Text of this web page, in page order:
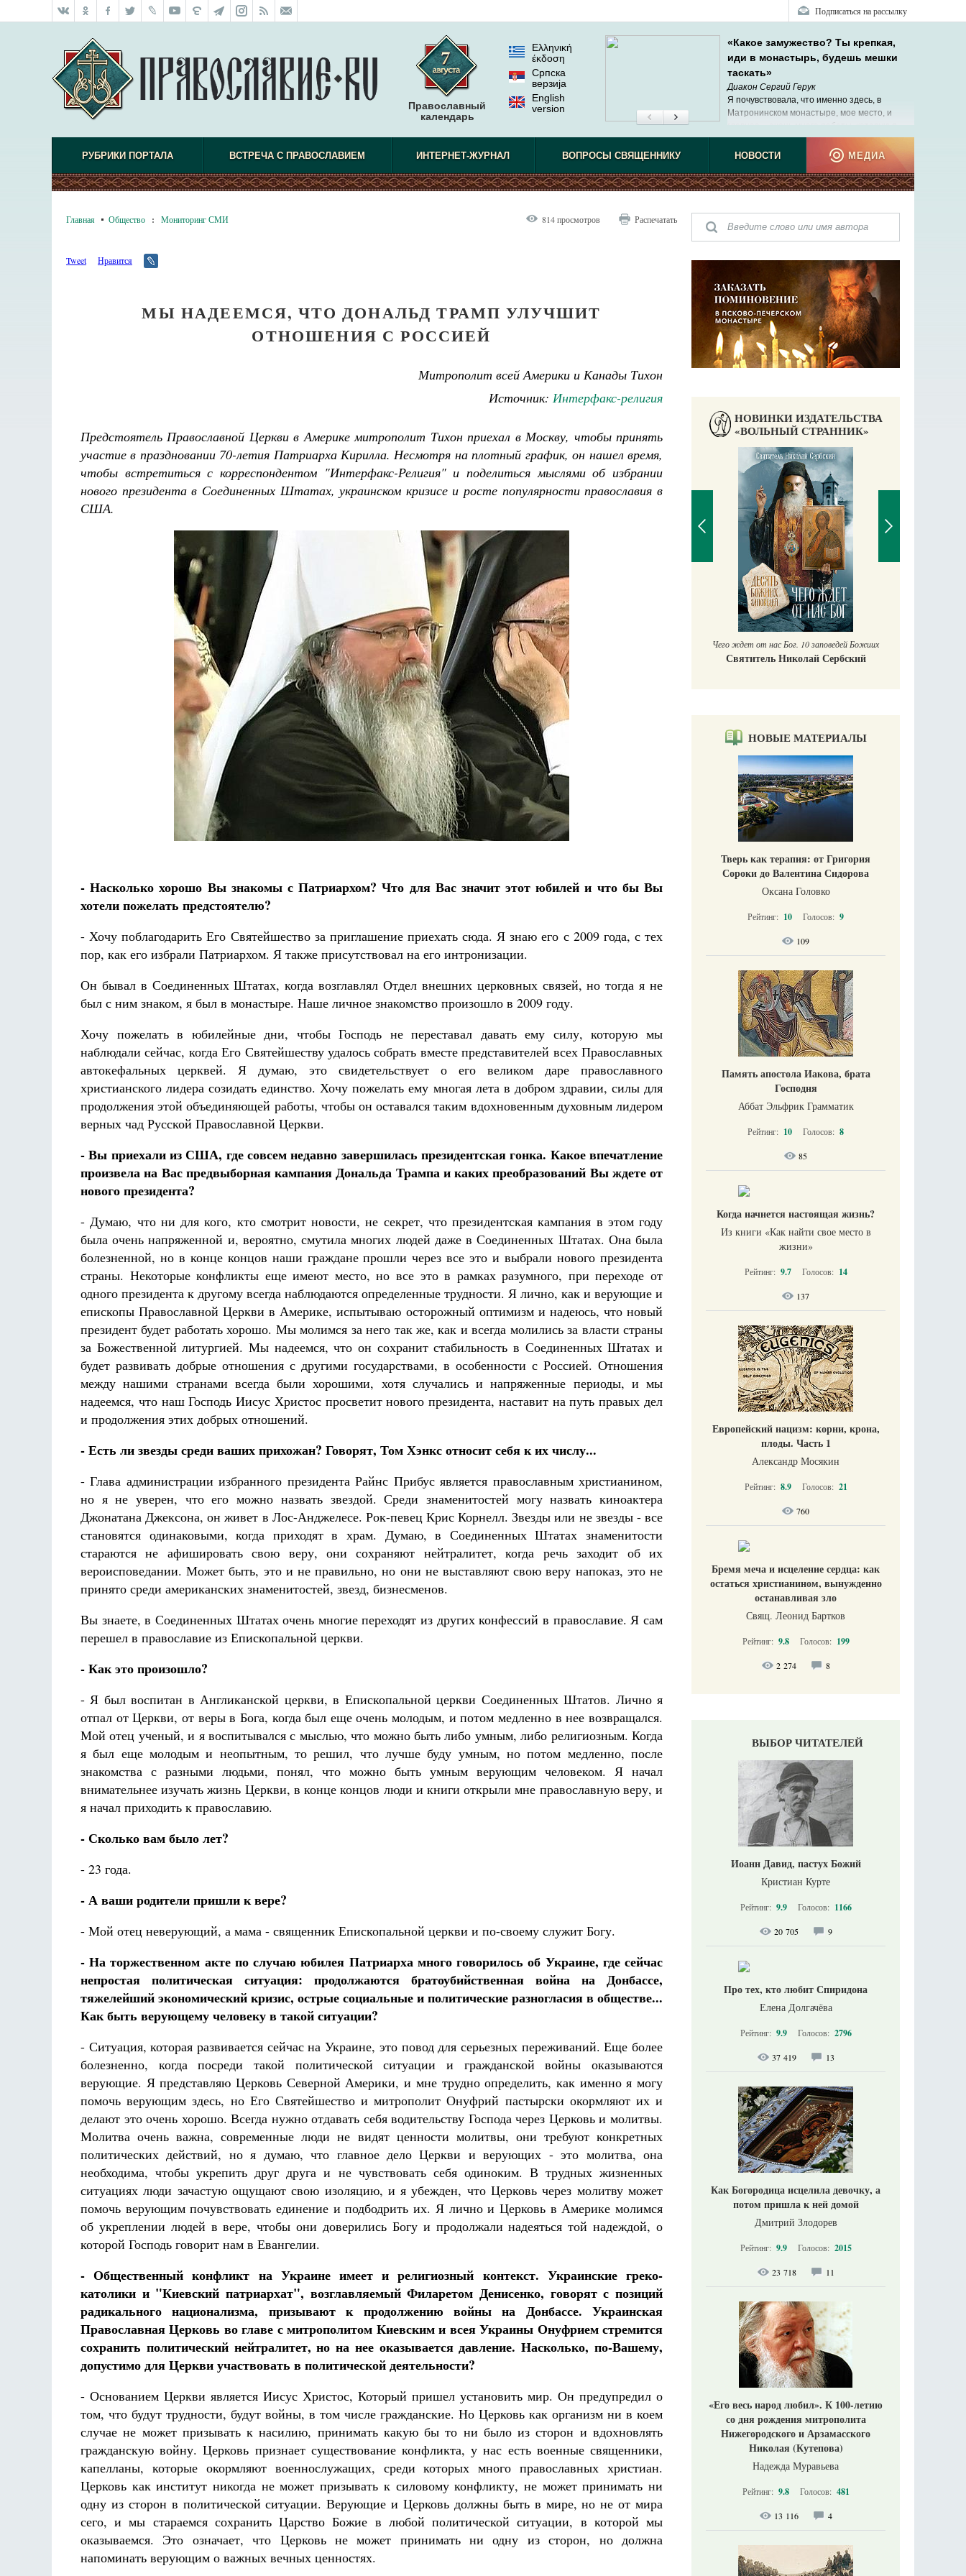
Подписаться на рассылку
Православный
календарь
Ελληνική
έκδοση
Српска
верзиjа
English
version
«Какое замужество? Ты крепкая,
иди в монастырь, будешь мешки
таскать»
Диакон Сергий Герук
Я почувствовала, что именно здесь, в
Матронинском монастыре, мое место, и
люблю и умею делать.
РУБРИКИ ПОРТАЛА ВСТРЕЧА С ПРАВОСЛАВИЕМ ИНТЕРНЕТ-ЖУРНАЛ ВОПРОСЫ СВЯЩЕННИКУ НОВОСТИ МЕДИА
Главная Общество : Мониторинг СМИ 814 просмотров Распечатать
Tweet Нравится
МЫ НАДЕЕМСЯ, ЧТО ДОНАЛЬД ТРАМП УЛУЧШИТ
ОТНОШЕНИЯ С РОССИЕЙ
Митрополит всей Америки и Канады Тихон
Источник: Интерфакс-религия
Предстоятель Православной Церкви в Америке митрополит Тихон приехал в Москву, чтобы принять
участие в праздновании 70-летия Патриарха Кирилла. Несмотря на плотный график, он нашел время,
чтобы встретиться с корреспондентом "Интерфакс-Религия" и поделиться мыслями об избрании
нового президента в Соединенных Штатах, украинском кризисе и росте популярности православия в
США.
- Насколько хорошо Вы знакомы с Патриархом? Что для Вас значит этот юбилей и что бы Вы
хотели пожелать предстоятелю?
- Хочу поблагодарить Его Святейшество за приглашение приехать сюда. Я знаю его с 2009 года, с тех
пор, как его избрали Патриархом. Я также присутствовал на его интронизации.
Он бывал в Соединенных Штатах, когда возглавлял Отдел внешних церковных связей, но тогда я не
был с ним знаком, я был в монастыре. Наше личное знакомство произошло в 2009 году.
Хочу пожелать в юбилейные дни, чтобы Господь не переставал давать ему силу, которую мы
наблюдали сейчас, когда Его Святейшеству удалось собрать вместе представителей всех Православных
автокефальных церквей. Я думаю, это свидетельствует о его великом даре православного
христианского лидера созидать единство. Хочу пожелать ему многая лета в добром здравии, силы для
продолжения этой объединяющей работы, чтобы он оставался таким вдохновенным духовным лидером
верных чад Русской Православной Церкви.
- Вы приехали из США, где совсем недавно завершилась президентская гонка. Какое впечатление
произвела на Вас предвыборная кампания Дональда Трампа и каких преобразований Вы ждете от
нового президента?
- Думаю, что ни для кого, кто смотрит новости, не секрет, что президентская кампания в этом году
была очень напряженной и, вероятно, смутила многих людей даже в Соединенных Штатах. Она была
болезненной, но в конце концов наши граждане прошли через все это и выбрали нового президента
страны. Некоторые конфликты еще имеют место, но все это в рамках разумного, при переходе от
одного президента к другому всегда наблюдаются определенные трудности. Я лично, как и верующие и
епископы Православной Церкви в Америке, испытываю осторожный оптимизм и надеюсь, что новый
президент будет работать хорошо. Мы молимся за него так же, как и всегда молились за власти страны
за Божественной литургией. Мы надеемся, что он сохранит стабильность в Соединенных Штатах и
будет развивать добрые отношения с другими государствами, в особенности с Россией. Отношения
между нашими странами всегда были хорошими, хотя случались и напряженные периоды, и мы
надеемся, что наш Господь Иисус Христос просветит нового президента, наставит на путь правых дел
и продолжения этих добрых отношений.
- Есть ли звезды среди ваших прихожан? Говорят, Том Хэнкс относит себя к их числу...
- Глава администрации избранного президента Райнс Прибус является православным христианином,
но я не уверен, что его можно назвать звездой. Среди знаменитостей могу назвать киноактера
Джонатана Джексона, он живет в Лос-Анджелесе. Рок-певец Крис Корнелл. Звезды или не звезды - все
становятся одинаковыми, когда приходят в храм. Думаю, в Соединенных Штатах знаменитости
стараются не афишировать свою веру, они сохраняют нейтралитет, когда речь заходит об их
вероисповедании. Может быть, это и не правильно, но они не выставляют свою веру напоказ, это не
принято среди американских знаменитостей, звезд, бизнесменов.
Вы знаете, в Соединенных Штатах очень многие переходят из других конфессий в православие. Я сам
перешел в православие из Епископальной церкви.
- Как это произошло?
- Я был воспитан в Англиканской церкви, в Епископальной церкви Соединенных Штатов. Лично я
отпал от Церкви, от веры в Бога, когда был еще очень молодым, и потом медленно в нее возвращался.
Мой отец ученый, и я воспитывался с мыслью, что можно быть либо умным, либо религиозным. Когда
я был еще молодым и неопытным, то решил, что лучше буду умным, но потом медленно, после
знакомства с разными людьми, понял, что можно быть умным верующим человеком. Я начал
внимательнее изучать жизнь Церкви, в конце концов люди и книги открыли мне православную веру, и
я начал приходить к православию.
- Сколько вам было лет?
- 23 года.
- А ваши родители пришли к вере?
- Мой отец неверующий, а мама - священник Епископальной церкви и по-своему служит Богу.
- На торжественном акте по случаю юбилея Патриарха много говорилось об Украине, где сейчас
непростая политическая ситуация: продолжаются братоубийственная война на Донбассе,
тяжелейший экономический кризис, острые социальные и политические разногласия в обществе...
Как быть верующему человеку в такой ситуации?
- Ситуация, которая развивается сейчас на Украине, это повод для серьезных переживаний. Еще более
болезненно, когда посреди такой политической ситуации и гражданской войны оказываются
верующие. Я представляю Церковь Северной Америки, и мне трудно определить, как именно я могу
помочь верующим здесь, но Его Святейшество и митрополит Онуфрий пастырски окормляют их и
делают это очень хорошо. Всегда нужно отдавать себя водительству Господа через Церковь и молитвы.
Молитва очень важна, современные люди не видят ценности молитвы, они требуют конкретных
политических действий, но я думаю, что главное дело Церкви и верующих - это молитва, она
необходима, чтобы укрепить друг друга и не чувствовать себя одиноким. В трудных жизненных
ситуациях люди зачастую ощущают свою изоляцию, и я убежден, что Церковь через молитву может
помочь верующим почувствовать единение и подбодрить их. Я лично и Церковь в Америке молимся
об укреплении людей в вере, чтобы они доверились Богу и продолжали надеяться той надеждой, о
которой Господь говорит нам в Евангелии.
- Общественный конфликт на Украине имеет и религиозный контекст. Украинские греко-
католики и "Киевский патриархат", возглавляемый Филаретом Денисенко, говорят с позиций
радикального национализма, призывают к продолжению войны на Донбассе. Украинская
Православная Церковь во главе с митрополитом Киевским и всея Украины Онуфрием стремится
сохранить политический нейтралитет, но на нее оказывается давление. Насколько, по-Вашему,
допустимо для Церкви участвовать в политической деятельности?
- Основанием Церкви является Иисус Христос, Который пришел установить мир. Он предупредил о
том, что будут трудности, будут войны, в том числе гражданские. Но Церковь как организм ни в коем
случае не может призывать к насилию, принимать какую бы то ни было из сторон и вдохновлять
гражданскую войну. Церковь признает существование конфликта, у нас есть военные священники,
капелланы, которые окормляют военнослужащих, среди которых много православных христиан.
Церковь как институт никогда не может призывать к силовому конфликту, не может принимать ни
одну из сторон в политической ситуации. Верующие и Церковь должны быть в мире, но не от мира
сего, и мы стараемся сохранить Царство Божие в любой политической ситуации, в которой мы
оказываемся. Это означает, что Церковь не может принимать ни одну из сторон, но должна
напоминать верующим о важных вечных ценностях.
НОВИНКИ ИЗДАТЕЛЬСТВА
«ВОЛЬНЫЙ СТРАННИК»
Разлуки не будет
Фредерика де Грааф Как найти своё место в жизни
Кирилл Мурышев
Великомученик Георгий Победоносец. Научись у
Роман Котов Чего ждет от нас Бог. 10 заповедей Божиих
Святитель Николай Сербский
НОВЫЕ МАТЕРИАЛЫ
Тверь как терапия: от Григория
Сороки до Валентина Сидорова
Оксана Головко
Рейтинг: 10 Голосов: 9
109
Память апостола Иакова, брата
Господня
Аббат Эльфрик Грамматик
Рейтинг: 10 Голосов: 8
85
Когда начнется настоящая жизнь?
Из книги «Как найти свое место в
жизни​»
Рейтинг: 9.7 Голосов: 14
137
Европейский нацизм: корни, крона,
плоды. Часть 1
Александр Мосякин
Рейтинг: 8.9 Голосов: 21
760
Бремя меча и исцеление сердца: как
остаться христианином, вынужденно
останавливая зло
Свящ. Леонид Бартков
Рейтинг: 9.8 Голосов: 199
2 274 8
ВЫБОР ЧИТАТЕЛЕЙ
Иоанн Давид, пастух Божий
Кристиан Курте
Рейтинг: 9.9 Голосов: 1166
20 705 9
Про тех, кто любит Спиридона
Елена Долгачёва
Рейтинг: 9.9 Голосов: 2796
37 419 13
Как Богородица исцелила девочку, а
потом пришла к ней домой
Дмитрий Злодорев
Рейтинг: 9.9 Голосов: 2015
23 718 11
«Его весь народ любил». К 100-летию
со дня рождения митрополита
Нижегородского и Арзамасского
Николая (Кутепова)
Надежда Муравьева
Рейтинг: 9.8 Голосов: 481
13 116 4